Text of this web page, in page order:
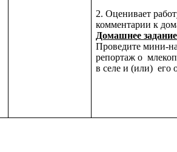
2. Оценивает
комментарии к
Домашнее
Проведите мини-
репортаж о
в селе и (или) его